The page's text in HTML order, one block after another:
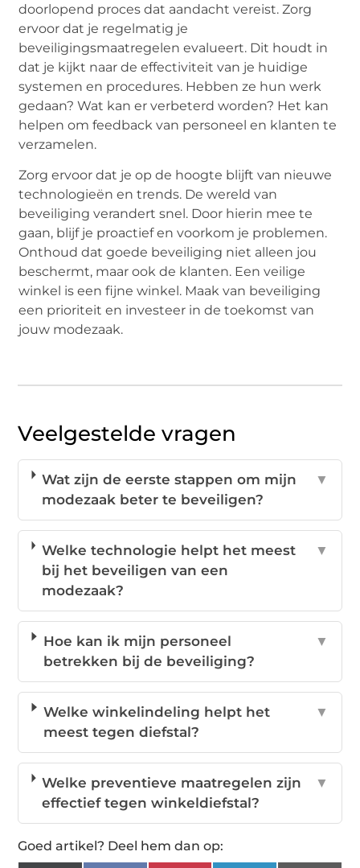
doorlopend proces dat aandacht vereist. Zorg
ervoor dat je regelmatig je
beveiligingsmaatregelen evalueert. Dit houdt in
dat je kijkt naar de effectiviteit van je huidige
systemen en procedures. Hebben ze hun werk
gedaan? Wat kan er verbeterd worden? Het kan
helpen om feedback van personeel en klanten te
verzamelen.
Zorg ervoor dat je op de hoogte blijft van nieuwe
technologieën en trends. De wereld van
beveiliging verandert snel. Door hierin mee te
gaan, blijf je proactief en voorkom je problemen.
Onthoud dat goede beveiliging niet alleen jou
beschermt, maar ook de klanten. Een veilige
winkel is een fijne winkel. Maak van beveiliging
een prioriteit en investeer in de toekomst van
jouw modezaak.
Veelgestelde vragen
Wat zijn de eerste stappen om mijn
modezaak beter te beveiligen?
▼
Welke technologie helpt het meest
bij het beveiligen van een
modezaak?
▼
Hoe kan ik mijn personeel
betrekken bij de beveiliging?
▼
Welke winkelindeling helpt het
meest tegen diefstal?
▼
Welke preventieve maatregelen zijn
effectief tegen winkeldiefstal?
▼
Goed artikel? Deel hem dan op: